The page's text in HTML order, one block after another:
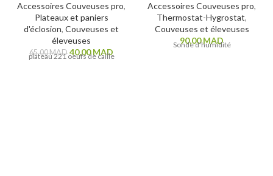
Accessoires Couveuses pro,
Plateaux et paniers
d'éclosion, Couveuses et
éleveuses
65,00MAD 40,00MAD
plateau 221 oeufs de caille
Accessoires Couveuses pro,
Thermostat-Hygrostat,
Couveuses et éleveuses
90,00MAD
Sonde d'humidité